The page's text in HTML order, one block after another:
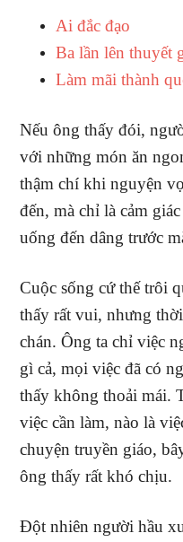
Ai đắc đạo
Ba lần lên thuyết
Làm mãi thành
Nếu ông thấy đói,
với những món ăn
thậm chí khi nguyện
đến, mà chỉ là cảm
uống đến dâng trước
Cuộc sống cứ thế trôi
thấy rất vui, nhưng
chán. Ông ta chỉ việc
gì cả, mọi việc đã có
thấy không thoải mái.
việc cần làm, nào là
chuyện truyền giáo,
ông thấy rất khó chịu.
Đột nhiên người hầu